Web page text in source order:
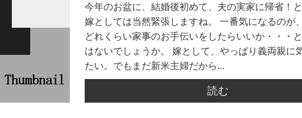
今年のお盆に、結婚後初めて、夫の実家に帰省！と
嫁としては当然緊張しますね。 一番気になるのが
どれくらい家事のお手伝いをしたらいいか・・・
はないでしょうか。 嫁として、やっぱり義両親に
たい。でもまだ新米主婦だから...
読む